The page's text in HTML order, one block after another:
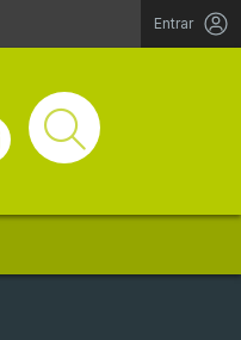
Entrar